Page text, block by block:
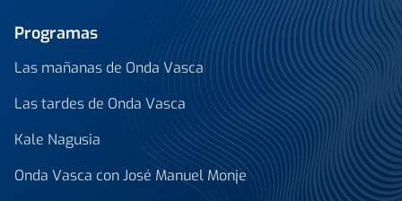
Programas
Las mañanas de Onda Vasca
Las tardes de Onda Vasca
Kale Nagusia
Onda Vasca con José Manuel Monje